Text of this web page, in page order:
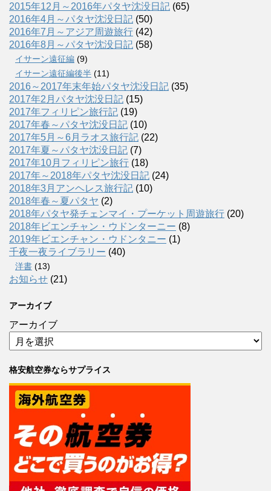
2015年12月～2016年パタヤ沈没日記 (65)
2016年4月～パタヤ沈没日記 (50)
2016年7月～アジア周遊旅行 (42)
2016年8月～パタヤ沈没日記 (58)
イサーン遠征編 (9)
イサーン遠征編後半 (11)
2016～2017年末年始パタヤ沈没日記 (35)
2017年2月パタヤ沈没日記 (15)
2017年フィリピン旅行記 (19)
2017年春～パタヤ沈没日記 (10)
2017年5月～6月ラオス旅行記 (22)
2017年夏～パタヤ沈没日記 (7)
2017年10月フィリピン旅行 (18)
2017年～2018年パタヤ沈没日記 (24)
2018年3月アンヘレス旅行記 (10)
2018年春～夏パタヤ (2)
2018年パタヤ発チェンマイ・プーケット周遊旅行 (20)
2018年ビエンチャン・ウドンターニー (8)
2019年ビエンチャン・ウドンタニー (1)
千夜一夜ライブラリー (40)
洋書 (13)
お知らせ (21)
アーカイブ
アーカイブ
格安航空券ならサプライス